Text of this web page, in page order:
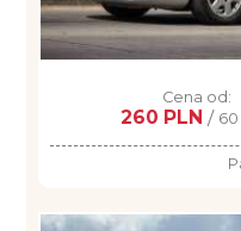
Cena od:
260 PLN / 60